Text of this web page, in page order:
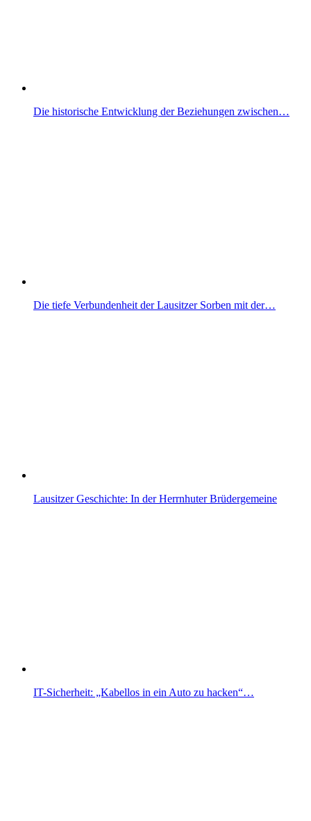
Die historische Entwicklung der Beziehungen zwischen…
Die tiefe Verbundenheit der Lausitzer Sorben mit der…
Lausitzer Geschichte: In der Herrnhuter Brüdergemeine
IT-Sicherheit: „Kabellos in ein Auto zu hacken“…